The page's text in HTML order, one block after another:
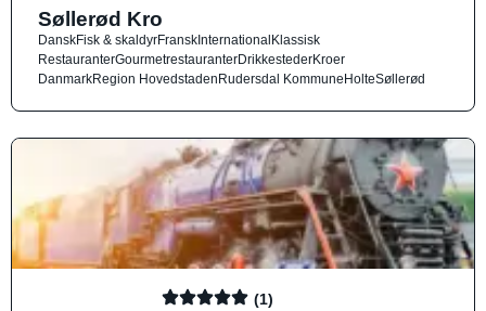
Søllerød Kro
DanskFisk & skaldyrFranskInternationalKlassisk
RestauranterGourmetrestauranterDrikkestederKroer
DanmarkRegion HovedstadenRudersdal KommuneHolteSøllerød
(1)